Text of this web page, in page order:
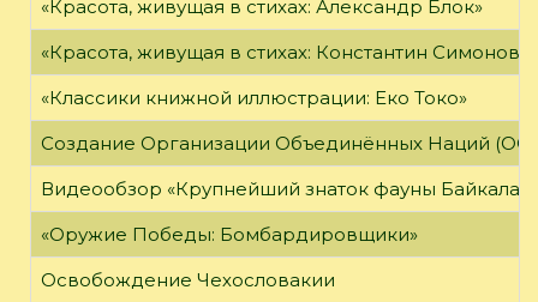
«Красота, живущая в стихах: Александр Блок»
«Красота, живущая в стихах: Константин Симонов»
«Классики книжной иллюстрации: Еко Токо»
Создание Организации Объединённых Наций
Видеообзор «Крупнейший знаток фауны Байкала»
«Оружие Победы: Бомбардировщики»
Освобождение Чехословакии